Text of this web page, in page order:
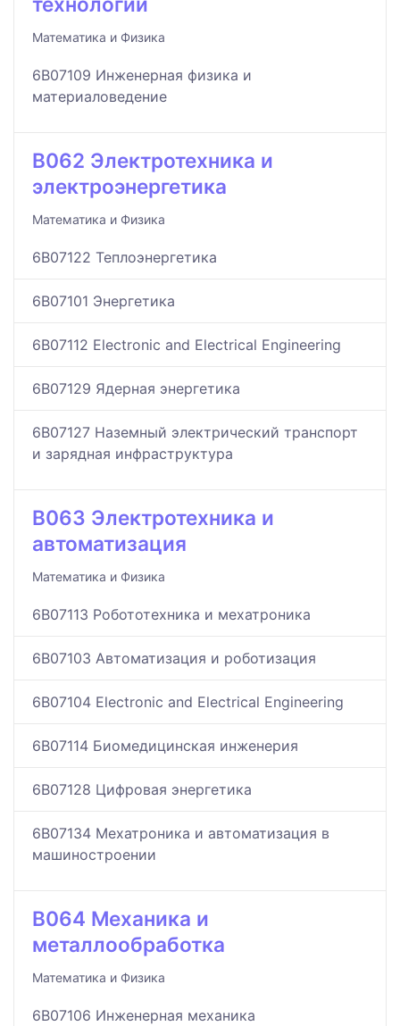
Математика и Физика
6B07109 Инженерная физика и
материаловедение
B062 Электротехника и
электроэнергетика
Математика и Физика
6B07122 Теплоэнергетика
6B07101 Энергетика
6B07112 Electronic and Electrical Engineering
6B07129 Ядерная энергетика
6B07127 Наземный электрический транспорт
и зарядная инфраструктура
B063 Электротехника и
автоматизация
Математика и Физика
6B07113 Робототехника и мехатроника
6B07103 Автоматизация и роботизация
6B07104 Electronic and Electrical Engineering
6B07114 Биомедицинская инженерия
6B07128 Цифровая энергетика
6B07134 Мехатроника и автоматизация в
машиностроении
B064 Механика и
металлообработка
Математика и Физика
6B07106 Инженерная механика